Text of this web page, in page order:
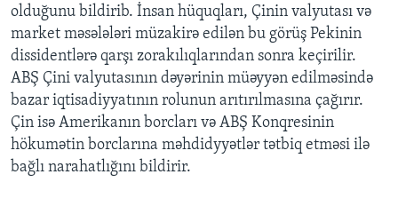
olduğunu bildirib. İnsan hüquqları, Çinin valyutası və
market məsələləri müzakirə edilən bu görüş Pekinin
dissidentlərə qarşı zorakılıqlarından sonra keçirilir.
ABŞ Çini valyutasının dəyərinin müəyyən edilməsində
bazar iqtisadiyyatının rolunun arıtırılmasına çağırır.
Çin isə Amerikanın borcları və ABŞ Konqresinin
hökumətin borclarına məhdidyyətlər tətbiq etməsi ilə
bağlı narahatlığını bildirir.